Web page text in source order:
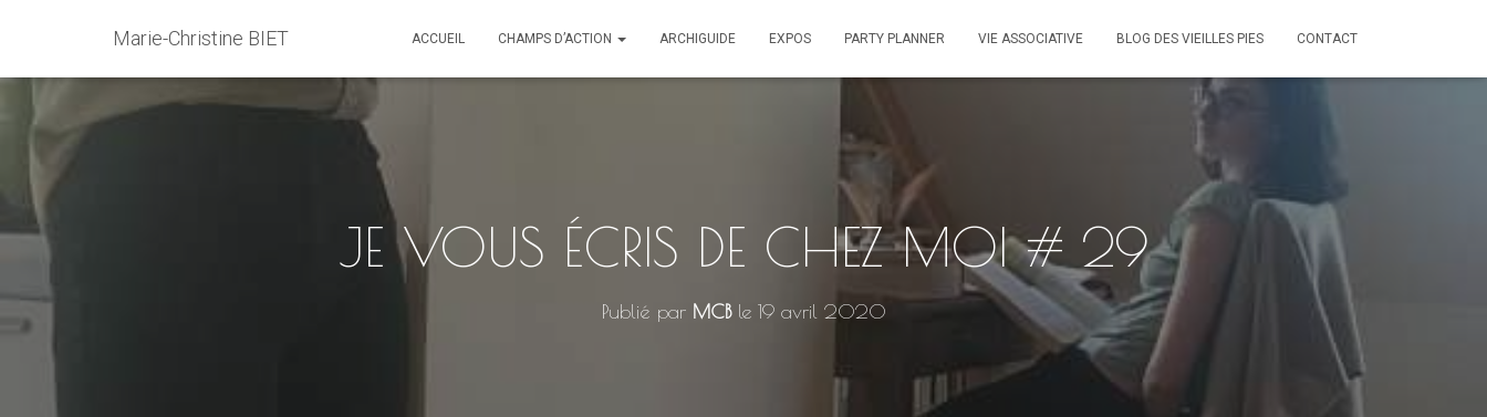
Marie-Christine BIET ACCUEIL CHAMPS D’ACTION ARCHIGUIDE EXPOS PARTY PLANNER VIE ASSOCIATIVE BLOG DES VIEILLES PIES CONTACT
JE VOUS ÉCRIS DE CHEZ MOI # 29
Publié par MCBle 19 avril 2020